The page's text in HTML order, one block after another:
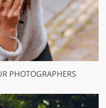
PHOTOGRAPHERS